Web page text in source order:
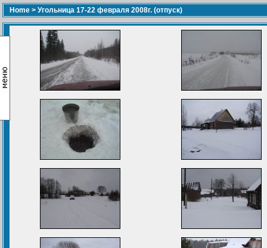
Home > Угольница 17-22 февраля 2008г. (отпуск)